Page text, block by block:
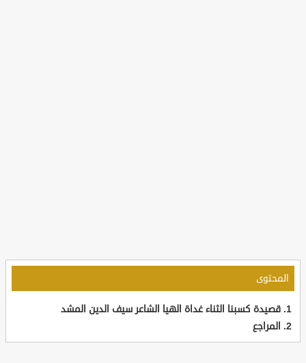
المحتوى
قصيدة كسبنا الثناء غداة الهيا الشاعر سيف الدين المشد
المراجع